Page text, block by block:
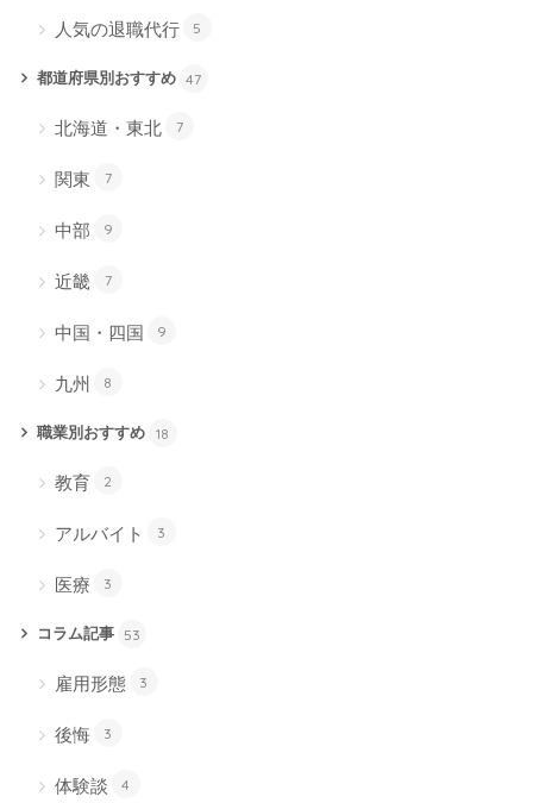
人気の退職代行 5
都道府県別おすすめ 47
北海道・東北 7
関東 7
中部 9
近畿 7
中国・四国 9
九州 8
職業別おすすめ 18
教育 2
アルバイト 3
医療 3
コラム記事 53
雇用形態 3
後悔 3
体験談 4